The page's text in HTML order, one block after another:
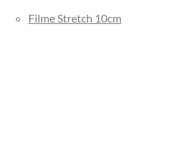
Filme Stretch 10cm